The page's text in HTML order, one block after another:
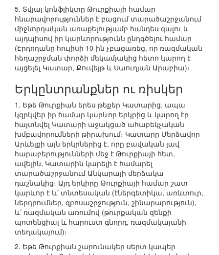
5. Տվյալ կոնֆլիկտը Թուրքիայի համար
հնարավորություններ է բացում տարածաշրջանում
միջնորդական առաքելությամբ հանդես գալու և
այդպիսով իր կարևորությունն ընդգծելու համար
(Էրդողանը հուլիսի 10-ին չբացառեց, որ ռազմական
հեղաշրջման փորձի մեկամյակից հետո կարող է
այցելել Կատար, Քուվեյթ և Սաուդյան Արաբիա)։
Երկընտրանքներ ու ռիսկեր
1. Եթե Թուրքիան երես թեքեր Կատարից, ապա
կզրկվեր իր համար կարևոր երկրից և կարող էր
հայտնվել Կատարի աջակցած ահաբեկչական
խմբավորումների թիրախում։ Կատարը Մերձավոր
Արևելքի այն երկրներից է, որը բավական լավ
հարաբերությունների մեջ է Թուրքիայի հետ,
ավելին, Կատարին կարելի է համարել
տարածաշրջանում Անկարայի մերձակա
դաշնակից։ Այդ երկիրը Թուրքիայի համար շատ
կարևոր է և՛ տնտեսական (էներգետիկա, առևտուր,
ներդրումներ, զբոսաշրջություն, շինարարություն),
և՛ ռազմական առումով (թուրքական զենքի
պոտենցիալ և հարուստ գնորդ, ռազմակայանի
տեղակայում)։
2. Եթե Թուրքիան շարունակեր սերտ կապեր